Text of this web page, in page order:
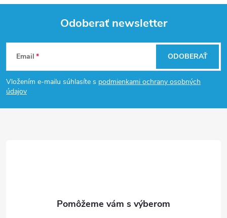
c
i
e
Z
á
p
Odoberať newsletter
Email
Vložením e-mailu súhlasíte s podmienkami ochrany osobných
údajov
ODOBERAŤ